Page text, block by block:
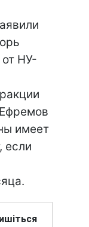
НУ-
имеет
если